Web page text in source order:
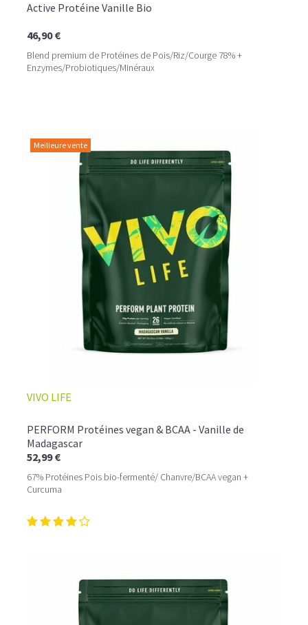
Active Protéine Vanille Bio
46,90 €
Blend premium de Protéines de Pois/Riz/Courge 78% +
Enzymes/Probiotiques/Minéraux
Meilleure vente
VIVO LIFE
PERFORM Protéines vegan & BCAA - Vanille de
Madagascar
52,99 €
67% Protéines Pois bio-fermenté/ Chanvre/BCAA vegan +
Curcuma